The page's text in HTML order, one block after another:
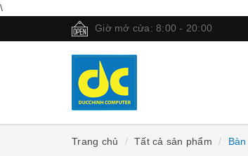
\
Giờ mở cửa: 8:00 - 20:00
Trang chủ Tất cả sản phẩm